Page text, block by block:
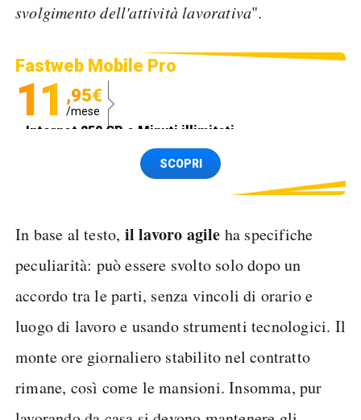
svolgimento dell'attività lavorativa".
Fastweb Mobile Pro
11 ,95€
/mese
Internet 250 GB e Minuti illimitati
Spedizione SIM GRATISSCOPRI
In base al testo, il lavoro agile ha specifiche
peculiarità: può essere svolto solo dopo un
accordo tra le parti, senza vincoli di orario e
luogo di lavoro e usando strumenti tecnologici. Il
monte ore giornaliero stabilito nel contratto
rimane, così come le mansioni. Insomma, pur